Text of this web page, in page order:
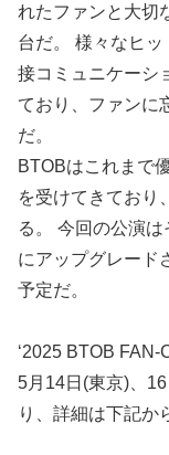
れたファンと大切
台だ。 様々なヒ
接コミュニケーシ
ており、ファンに
だ。
BTOBはこれまで
を受けてきており
る。 今回の公演
にアップグレード
予定だ。
‘2025 BTOB FAN-
5月14日(東京)、
り、詳細は下記か